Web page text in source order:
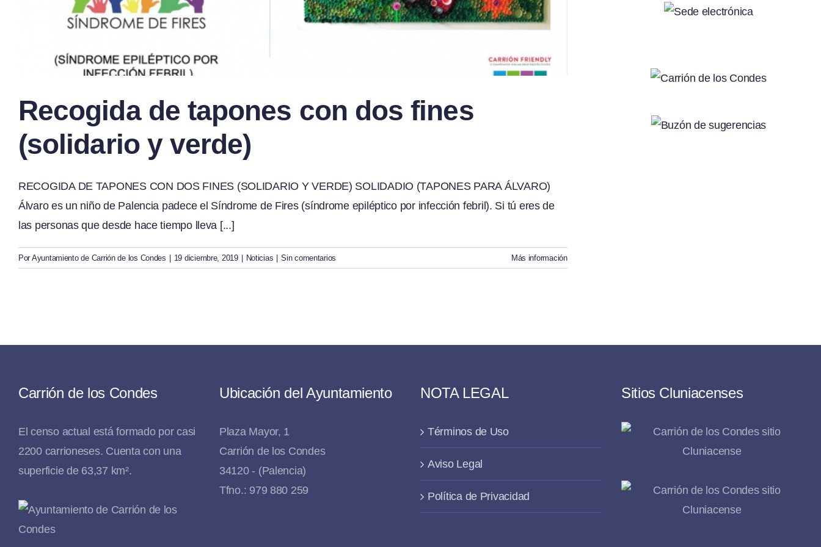
Recogida de tapones con dos fines
(solidario y verde)
RECOGIDA DE TAPONES CON DOS FINES (SOLIDARIO Y VERDE) SOLIDADIO (TAPONES PARA ÁLVARO)
Álvaro es un niño de Palencia padece el Síndrome de Fires (síndrome epiléptico por infección febril). Si tú eres de
las personas que desde hace tiempo lleva [...]
Por Ayuntamiento de Carrión de los Condes 19 diciembre, 2019 Noticias Sin comentarios Más información
Carrión de los Condes
El censo actual está formado por casi
2200 carrioneses. Cuenta con una
superficie de 63,37 km².
Ubicación del Ayuntamiento
Plaza Mayor, 1
Carrión de los Condes
34120 - (Palencia)
Tfno.: 979 880 259
NOTA LEGAL
Términos de Uso
Aviso Legal
Política de Privacidad
Sitios Cluniacenses